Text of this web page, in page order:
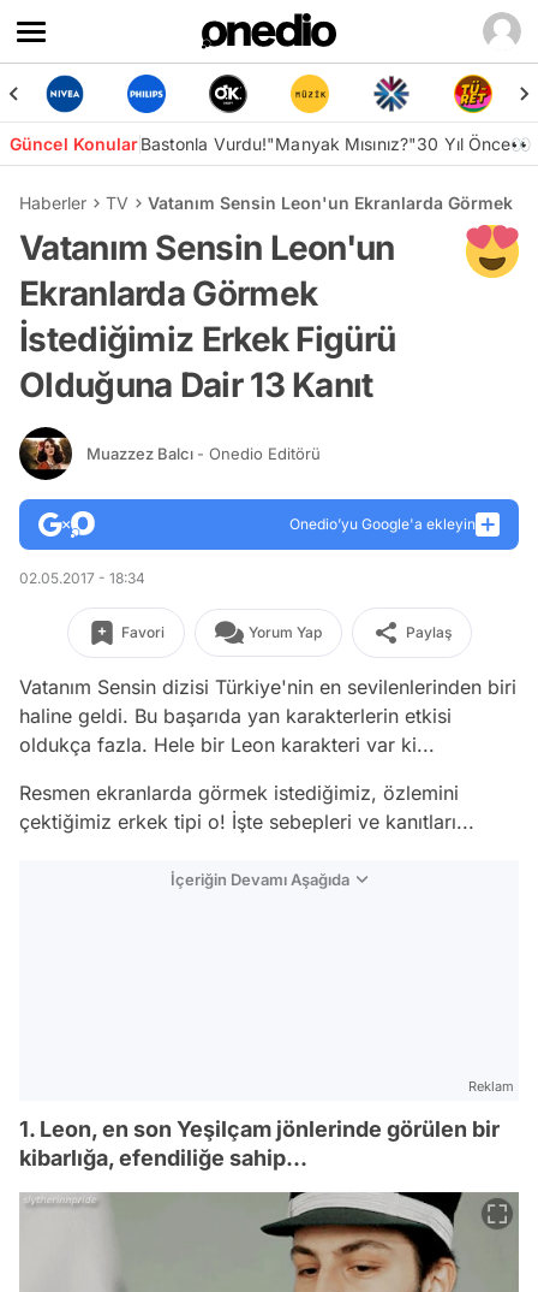
Güncel KonularBastonla Vurdu!"Manyak Mısınız?"30 Yıl Önce👀
Haberler TV Vatanım Sensin Leon'un Ekranlarda Görmek
Vatanım Sensin Leon'un
Ekranlarda Görmek
İstediğimiz Erkek Figürü
Olduğuna Dair 13 Kanıt
Muazzez Balcı - Onedio Editörü
Onedio’yu Google'a ekleyin
02.05.2017 - 18:34
Favori Yorum Yap Paylaş
Vatanım Sensin dizisi Türkiye'nin en sevilenlerinden biri
haline geldi. Bu başarıda yan karakterlerin etkisi
oldukça fazla. Hele bir Leon karakteri var ki...
Resmen ekranlarda görmek istediğimiz, özlemini
çektiğimiz erkek tipi o! İşte sebepleri ve kanıtları...
İçeriğin Devamı Aşağıda
Reklam
1. Leon, en son Yeşilçam jönlerinde görülen bir
kibarlığa, efendiliğe sahip...